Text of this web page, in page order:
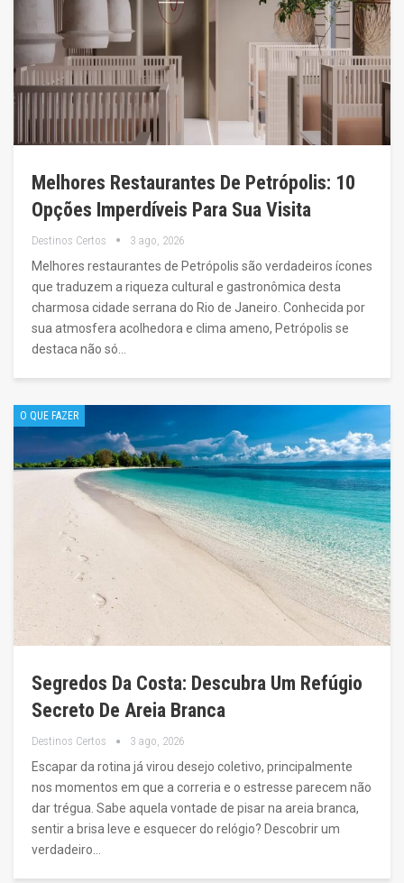
Melhores Restaurantes De Petrópolis: 10
Opções Imperdíveis Para Sua Visita
Destinos Certos 3 ago, 2026
Melhores restaurantes de Petrópolis são verdadeiros ícones
que traduzem a riqueza cultural e gastronômica desta
charmosa cidade serrana do Rio de Janeiro. Conhecida por
sua atmosfera acolhedora e clima ameno, Petrópolis se
destaca não só…
O QUE FAZER
Segredos Da Costa: Descubra Um Refúgio
Secreto De Areia Branca
Destinos Certos 3 ago, 2026
Escapar da rotina já virou desejo coletivo, principalmente
nos momentos em que a correria e o estresse parecem não
dar trégua. Sabe aquela vontade de pisar na areia branca,
sentir a brisa leve e esquecer do relógio? Descobrir um
verdadeiro…